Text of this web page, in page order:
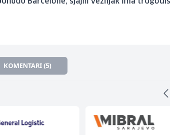
Barcelone, sjajni veznjak ima
KOMENTARI (5)